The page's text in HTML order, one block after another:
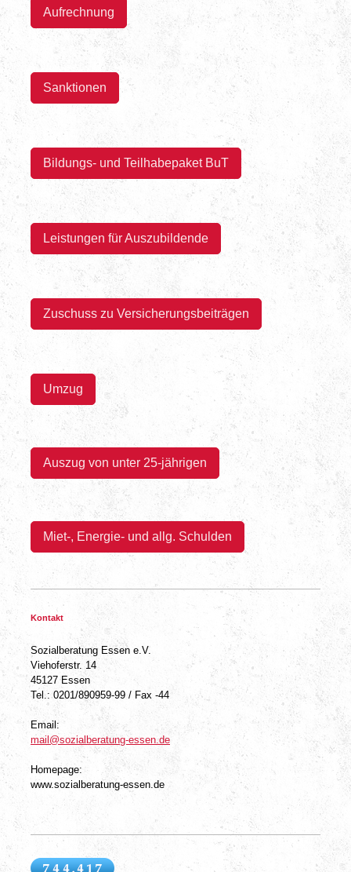
Aufrechnung
Sanktionen
Bildungs- und Teilhabepaket BuT
Leistungen für Auszubildende
Zuschuss zu Versicherungsbeiträgen
Umzug
Auszug von unter 25-jährigen
Miet-, Energie- und allg. Schulden
Kontakt
Sozialberatung Essen e.V.
Viehoferstr. 14
45127 Essen
Tel.: 0201/890959-99 / Fax -44
Email:
mail@sozialberatung-essen.de
Homepage:
www.sozialberatung-essen.de